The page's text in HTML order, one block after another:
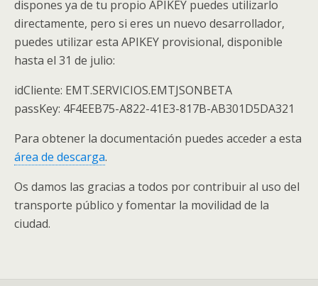
dispones ya de tu propio APIKEY puedes utilizarlo
directamente, pero si eres un nuevo desarrollador,
puedes utilizar esta APIKEY provisional, disponible
hasta el 31 de julio:
idCliente: EMT.SERVICIOS.EMTJSONBETA
passKey: 4F4EEB75-A822-41E3-817B-AB301D5DA321
Para obtener la documentación puedes acceder a esta
área de descarga.
Os damos las gracias a todos por contribuir al uso del
transporte público y fomentar la movilidad de la
ciudad.